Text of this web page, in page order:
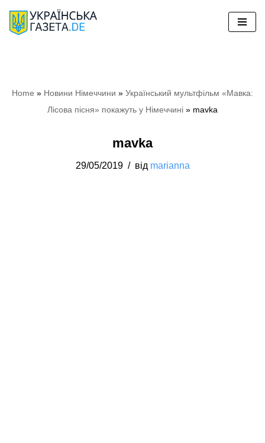
Перейти
Home » Новини Німеччини » Український мультфільм «Мавка:
Лісова пісня» покажуть у Німеччині » mavka
mavka
29/05/2019 від marianna